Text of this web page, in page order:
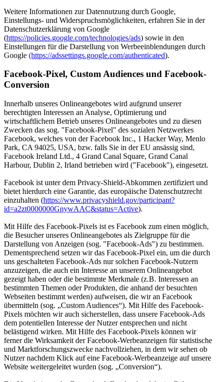
Weitere Informationen zur Datennutzung durch Google,
Einstellungs- und Widerspruchsmöglichkeiten, erfahren Sie in der
Datenschutzerklärung von Google
(https://policies.google.com/technologies/ads) sowie in den
Einstellungen für die Darstellung von Werbeeinblendungen durch
Google (https://adssettings.google.com/authenticated).
Facebook-Pixel, Custom Audiences und Facebook-
Conversion
Innerhalb unseres Onlineangebotes wird aufgrund unserer
berechtigten Interessen an Analyse, Optimierung und
wirtschaftlichem Betrieb unseres Onlineangebotes und zu diesen
Zwecken das sog. "Facebook-Pixel" des sozialen Netzwerkes
Facebook, welches von der Facebook Inc., 1 Hacker Way, Menlo
Park, CA 94025, USA, bzw. falls Sie in der EU ansässig sind,
Facebook Ireland Ltd., 4 Grand Canal Square, Grand Canal
Harbour, Dublin 2, Irland betrieben wird ("Facebook"), eingesetzt.
Facebook ist unter dem Privacy-Shield-Abkommen zertifiziert und
bietet hierdurch eine Garantie, das europäische Datenschutzrecht
einzuhalten (https://www.privacyshield.gov/participant?
id=a2zt0000000GnywAAC&status=Active).
Mit Hilfe des Facebook-Pixels ist es Facebook zum einen möglich,
die Besucher unseres Onlineangebotes als Zielgruppe für die
Darstellung von Anzeigen (sog. "Facebook-Ads") zu bestimmen.
Dementsprechend setzen wir das Facebook-Pixel ein, um die durch
uns geschalteten Facebook-Ads nur solchen Facebook-Nutzern
anzuzeigen, die auch ein Interesse an unserem Onlineangebot
gezeigt haben oder die bestimmte Merkmale (z.B. Interessen an
bestimmten Themen oder Produkten, die anhand der besuchten
Webseiten bestimmt werden) aufweisen, die wir an Facebook
übermitteln (sog. „Custom Audiences“). Mit Hilfe des Facebook-
Pixels möchten wir auch sicherstellen, dass unsere Facebook-Ads
dem potentiellen Interesse der Nutzer entsprechen und nicht
belästigend wirken. Mit Hilfe des Facebook-Pixels können wir
ferner die Wirksamkeit der Facebook-Werbeanzeigen für statistische
und Marktforschungszwecke nachvollziehen, in dem wir sehen ob
Nutzer nachdem Klick auf eine Facebook-Werbeanzeige auf unsere
Website weitergeleitet wurden (sog. „Conversion“).